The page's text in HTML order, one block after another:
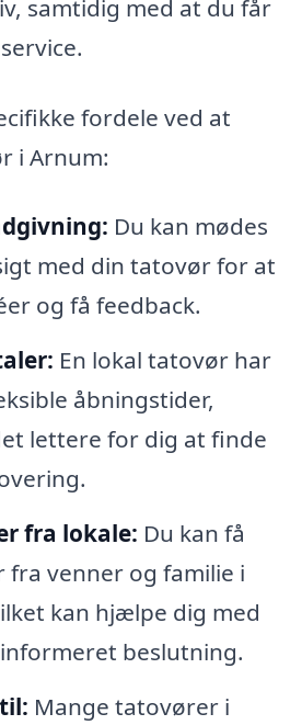
samtidig med at du får
fordele ved at
i Arnum:
Du kan mødes
med din tatovør for at
og få feedback.
En lokal tatovør har
åbningstider,
lettere for dig at finde
fra lokale: Du kan få
fra venner og familie i
kan hjælpe dig med
beslutning.
Mange tatovører i